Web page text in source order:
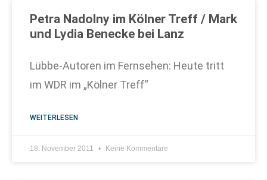
Petra Nadolny im Kölner Treff / Mark
und Lydia Benecke bei Lanz
Lübbe-Autoren im Fernsehen: Heute tritt
im WDR im „Kölner Treff“
WEITERLESEN
18. November 2011 Keine Kommentare